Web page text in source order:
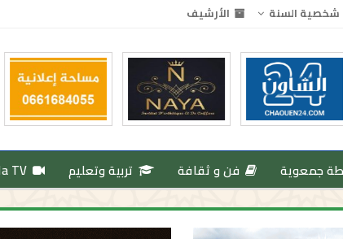
شخصية السنة الأرشيف
جمعوية فن و ثقافة تربية وتعليم TV